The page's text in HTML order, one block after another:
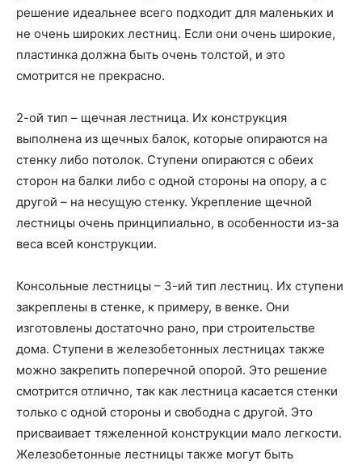
решение идеальнее всего подходит для маленьких и
не очень широких лестниц. Если они очень широкие,
пластинка должна быть очень толстой, и это
смотрится не прекрасно.
2-ой тип – щечная лестница. Их конструкция
выполнена из щечных балок, которые опираются на
стенку либо потолок. Ступени опираются с обеих
сторон на балки либо с одной стороны на опору, а с
другой – на несущую стенку. Укрепление щечной
лестницы очень принципиально, в особенности из-за
веса всей конструкции.
Консольные лестницы – 3-ий тип лестниц. Их ступени
закреплены в стенке, к примеру, в венке. Они
изготовлены достаточно рано, при строительстве
дома. Ступени в железобетонных лестницах также
можно закрепить поперечной опорой. Это решение
смотрится отлично, так как лестница касается стенки
только с одной стороны и свободна с другой. Это
присваивает тяжеленной конструкции мало легкости.
Железобетонные лестницы также могут быть